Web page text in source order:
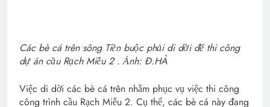
Các bè cá trên sông Tiền buộc phải di dời để thi công
dự án cầu Rạch Miễu 2 . Ảnh: Đ.HÀ
Việc di dời các bè cá trên nhằm phục vụ việc thi công
công trình cầu Rạch Miễu 2. Cụ thể, các bè cá này đang